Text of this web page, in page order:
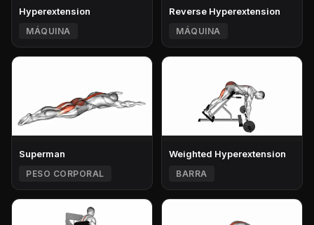
Hyperextension
MÁQUINA
Reverse Hyperextension
MÁQUINA
Superman
PESO CORPORAL
Weighted Hyperextension
BARRA